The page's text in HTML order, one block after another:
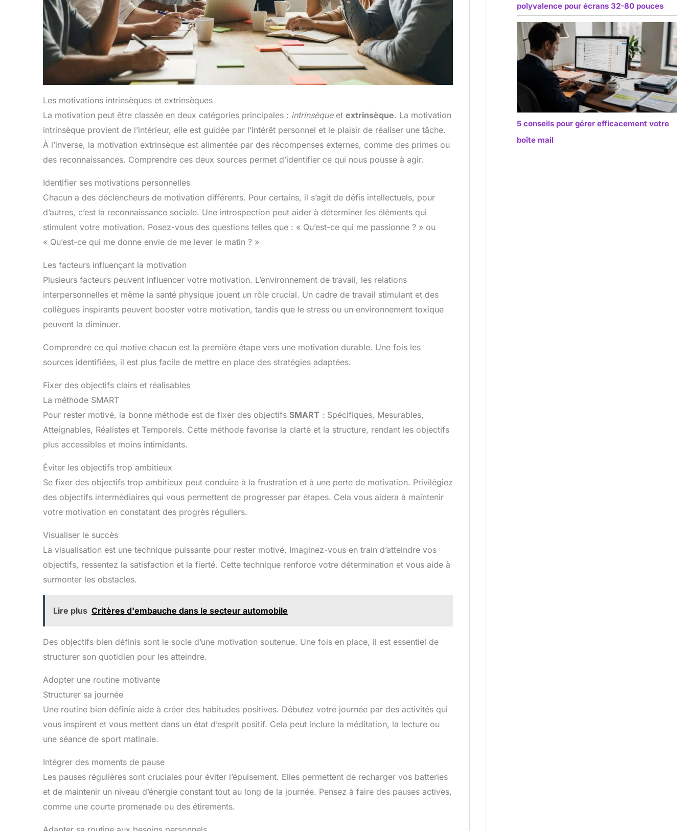
Les motivations intrinsèques et extrinsèques
La motivation peut être classée en deux catégories principales : intrinsèqueet extrinsèque. La motivation
intrinsèque provient de l’intérieur, elle est guidée par l’intérêt personnel et le plaisir de réaliser une tâche.
À l’inverse, la motivation extrinsèque est alimentée par des récompenses externes, comme des primes ou
des reconnaissances. Comprendre ces deux sources permet d’identifier ce qui nous pousse à agir.
Identifier ses motivations personnelles
Chacun a des déclencheurs de motivation différents. Pour certains, il s’agit de défis intellectuels, pour
d’autres, c’est la reconnaissance sociale. Une introspection peut aider à déterminer les éléments qui
stimulent votre motivation. Posez-vous des questions telles que : « Qu’est-ce qui me passionne ? » ou
« Qu’est-ce qui me donne envie de me lever le matin ? »
Les facteurs influençant la motivation
Plusieurs facteurs peuvent influencer votre motivation. L’environnement de travail, les relations
interpersonnelles et même la santé physique jouent un rôle crucial. Un cadre de travail stimulant et des
collègues inspirants peuvent booster votre motivation, tandis que le stress ou un environnement toxique
peuvent la diminuer.
Comprendre ce qui motive chacun est la première étape vers une motivation durable. Une fois les
sources identifiées, il est plus facile de mettre en place des stratégies adaptées.
Fixer des objectifs clairs et réalisables
La méthode SMART
Pour rester motivé, la bonne méthode est de fixer des objectifs SMART : Spécifiques, Mesurables,
Atteignables, Réalistes et Temporels. Cette méthode favorise la clarté et la structure, rendant les objectifs
plus accessibles et moins intimidants.
Éviter les objectifs trop ambitieux
Se fixer des objectifs trop ambitieux peut conduire à la frustration et à une perte de motivation. Privilégiez
des objectifs intermédiaires qui vous permettent de progresser par étapes. Cela vous aidera à maintenir
votre motivation en constatant des progrès réguliers.
Visualiser le succès
La visualisation est une technique puissante pour rester motivé. Imaginez-vous en train d’atteindre vos
objectifs, ressentez la satisfaction et la fierté. Cette technique renforce votre détermination et vous aide à
surmonter les obstacles.
Lire plus Critères d'embauche dans le secteur automobile
Des objectifs bien définis sont le socle d’une motivation soutenue. Une fois en place, il est essentiel de
structurer son quotidien pour les atteindre.
Adopter une routine motivante
Structurer sa journée
Une routine bien définie aide à créer des habitudes positives. Débutez votre journée par des activités qui
vous inspirent et vous mettent dans un état d’esprit positif. Cela peut inclure la méditation, la lecture ou
une séance de sport matinale.
Intégrer des moments de pause
Les pauses régulières sont cruciales pour éviter l’épuisement. Elles permettent de recharger vos batteries
et de maintenir un niveau d’énergie constant tout au long de la journée. Pensez à faire des pauses actives,
comme une courte promenade ou des étirements.
polyvalence pour écrans 32-80 pouces
5 conseils pour gérer efficacement votre
boîte mail